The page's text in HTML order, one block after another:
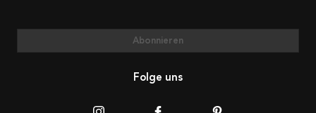
Abonnieren
Folge uns